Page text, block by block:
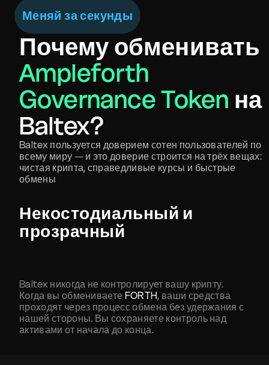
Меняй за секунды
Почему обменивать
Ampleforth
Governance Token на
Baltex?
Baltex пользуется доверием сотен пользователей по
всему миру — и это доверие строится на трёх вещах:
чистая крипта, справедливые курсы и быстрые
обмены
Некостодиальный и
прозрачный
Baltex никогда не контролирует вашу крипту.
Когда вы обмениваете FORTH, ваши средства
проходят через процесс обмена без удержания с
нашей стороны. Вы сохраняете контроль над
активами от начала до конца.